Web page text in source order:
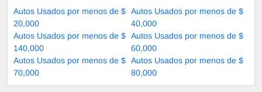
Autos Usados por menos de $
20,000
Autos Usados por menos de $
40,000
Autos Usados por menos de $
140,000
Autos Usados por menos de $
60,000
Autos Usados por menos de $
70,000
Autos Usados por menos de $
80,000